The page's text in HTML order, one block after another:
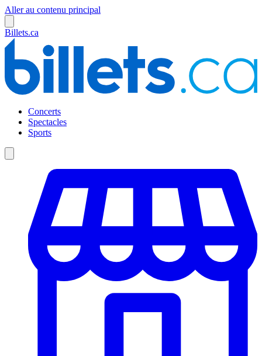
Aller au contenu principal
Billets.ca
Concerts
Spectacles
Sports